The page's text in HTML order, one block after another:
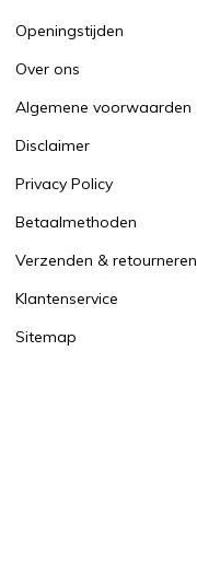
Openingstijden
Over ons
Algemene voorwaarden
Disclaimer
Privacy Policy
Betaalmethoden
Verzenden & retourneren
Klantenservice
Sitemap